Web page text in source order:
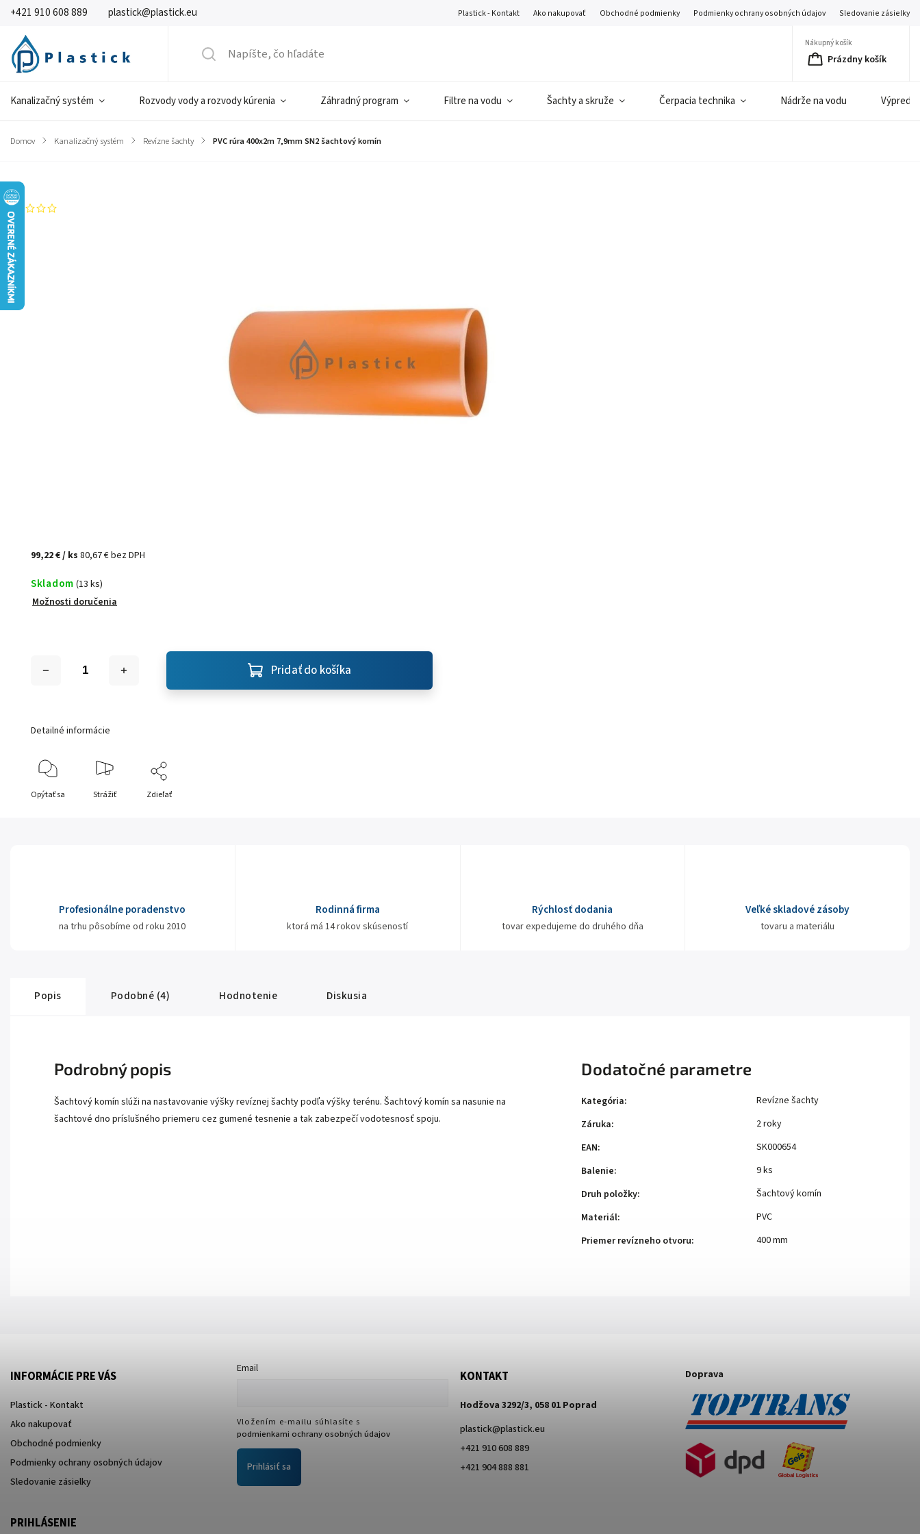
+421 910 608 889 plastick@plastick.eu Plastick - Kontakt Ako nakupovať Obchodné podmienky Podmienky ochrany osobných údajov Sledovanie zásielky
Nákupný košík
Prázdny košík
Kanalizačný systém Rozvody vody a rozvody kúrenia Záhradný program Filtre na vodu Šachty a skruže Čerpacia technika Nádrže na vodu
Domov / Kanalizačný systém / Revízne šachty / PVC rúra 400x2m 7,9mm SN2 šachtový komín
Značka:
99,22 €/ ks80,67 € bez DPH
Skladom (13 ks)
Možnosti doručenia
Pridať do košíka
Detailné informácie
Opýtať sa Strážiť Zdieľať
Profesionálne poradenstvo
na trhu pôsobíme od roku 2010
Rodinná firma
ktorá má 14 rokov skúseností
Rýchlosť dodania
tovar expedujeme do druhého dňa
Veľké skladové zásoby
tovaru a materiálu
Popis Podobné (4) Hodnotenie Diskusia
Podrobný popis
Šachtový komín slúži na nastavovanie výšky revíznej šachty podľa výšky terénu. Šachtový komín sa nasunie na
šachtové dno príslušného priemeru cez gumené tesnenie a tak zabezpečí vodotesnosť spoju.
Dodatočné parametre
Kategória:
Revízne šachty
Záruka:
2 roky
EAN:
SK000654
Balenie:
9 ks
Druh položky:
Šachtový komín
Materiál:
PVC
Priemer revízneho otvoru: 400 mm
INFORMÁCIE PRE VÁS
Plastick - Kontakt
Ako nakupovať
Obchodné podmienky
Podmienky ochrany osobných údajov
Sledovanie zásielky
Email
Vložením e-mailu súhlasíte s
podmienkami ochrany osobných údajov
Prihlásiť sa
KONTAKT
Hodžova 3292/3, 058 01 Poprad
plastick@plastick.eu
+421 910 608 889
+421 904 888 881
Doprava
PRIHLÁSENIE